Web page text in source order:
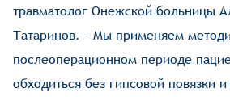
травматолог Онежской больницы
Татаринов. – Мы применяем
послеоперационном периоде
обходиться без гипсовой повязки